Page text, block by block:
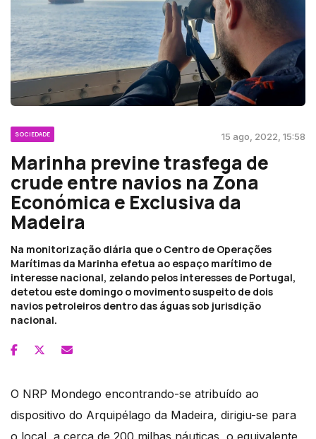
SOCIEDADE 15 ago, 2022, 15:58
Marinha previne trasfega de
crude entre navios na Zona
Económica e Exclusiva da
Madeira
Na monitorização diária que o Centro de Operações
Marítimas da Marinha efetua ao espaço marítimo de
interesse nacional, zelando pelos interesses de Portugal,
detetou este domingo o movimento suspeito de dois
navios petroleiros dentro das águas sob jurisdição
nacional.
O NRP Mondego encontrando-se atribuído ao
dispositivo do Arquipélago da Madeira, dirigiu-se para